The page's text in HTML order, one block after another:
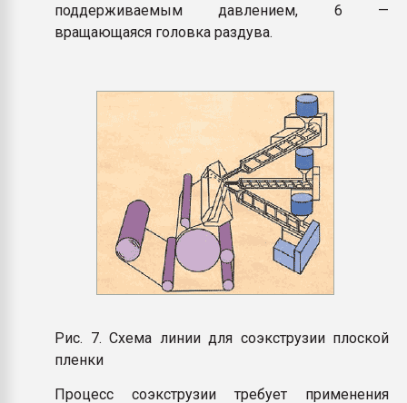
поддерживаемым давлением, 6 —
вращающаяся головка раздува.
Рис. 7. Схема линии для соэкструзии плоской
пленки
Процесс соэкструзии требует применения